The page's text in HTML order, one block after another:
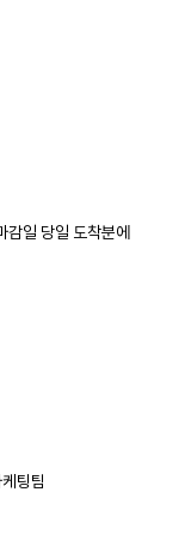
감일 당일 도착분에
케팅팀